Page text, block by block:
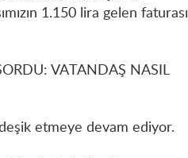
1.150 lira gelen faturası
VATANDAŞ NASIL
etmeye devam ediyor.